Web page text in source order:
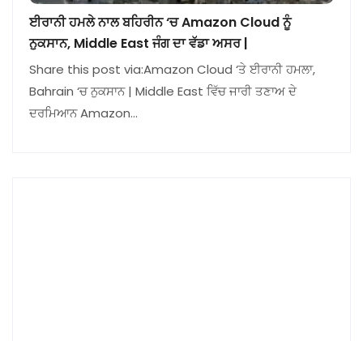
ਈਰਾਨੀ ਹਮਲੇ ਨਾਲ ਬਹਿਰੀਨ ‘ਚ Amazon Cloud ਨੂੰ
ਨੁਕਸਾਨ, Middle East ਜੰਗ ਦਾ ਵੱਡਾ ਅਸਰ |
Share this post via:Amazon Cloud ‘ਤੇ ਈਰਾਨੀ ਹਮਲਾ,
Bahrain ‘ਚ ਨੁਕਸਾਨ | Middle East ਵਿੱਚ ਜਾਰੀ ਤਣਾਅ ਦੇ
ਦਰਮਿਆਨ Amazon…